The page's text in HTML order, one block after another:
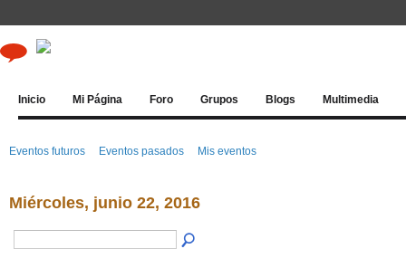
Inicio Mi Página Foro Grupos Blogs Multimedia
Eventos futuros Eventos pasados Mis eventos
Miércoles, junio 22, 2016